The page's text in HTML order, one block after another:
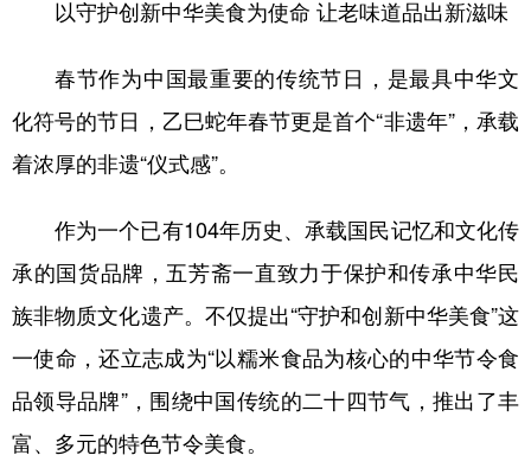
以守护创新中华美食为使命 让老味道品出新滋味
春节作为中国最重要的传统节日，是最具中华文
化符号的节日，乙巳蛇年春节更是首个“非遗年”，承载
着浓厚的非遗“仪式感”。
作为一个已有104年历史、承载国民记忆和文化传
承的国货品牌，五芳斋一直致力于保护和传承中华民
族非物质文化遗产。不仅提出“守护和创新中华美食”这
一使命，还立志成为“以糯米食品为核心的中华节令食
品领导品牌”，围绕中国传统的二十四节气，推出了丰
富、多元的特色节令美食。